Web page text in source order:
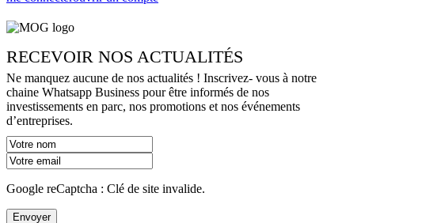
RECEVOIR NOS ACTUALITÉS
Ne manquez aucune de nos actualités ! Inscrivez- vous à notre
chaine Whatsapp Business pour être informés de nos
investissements en parc, nos promotions et nos événements
d’entreprises.
Google reCaptcha : Clé de site invalide.
Envoyer